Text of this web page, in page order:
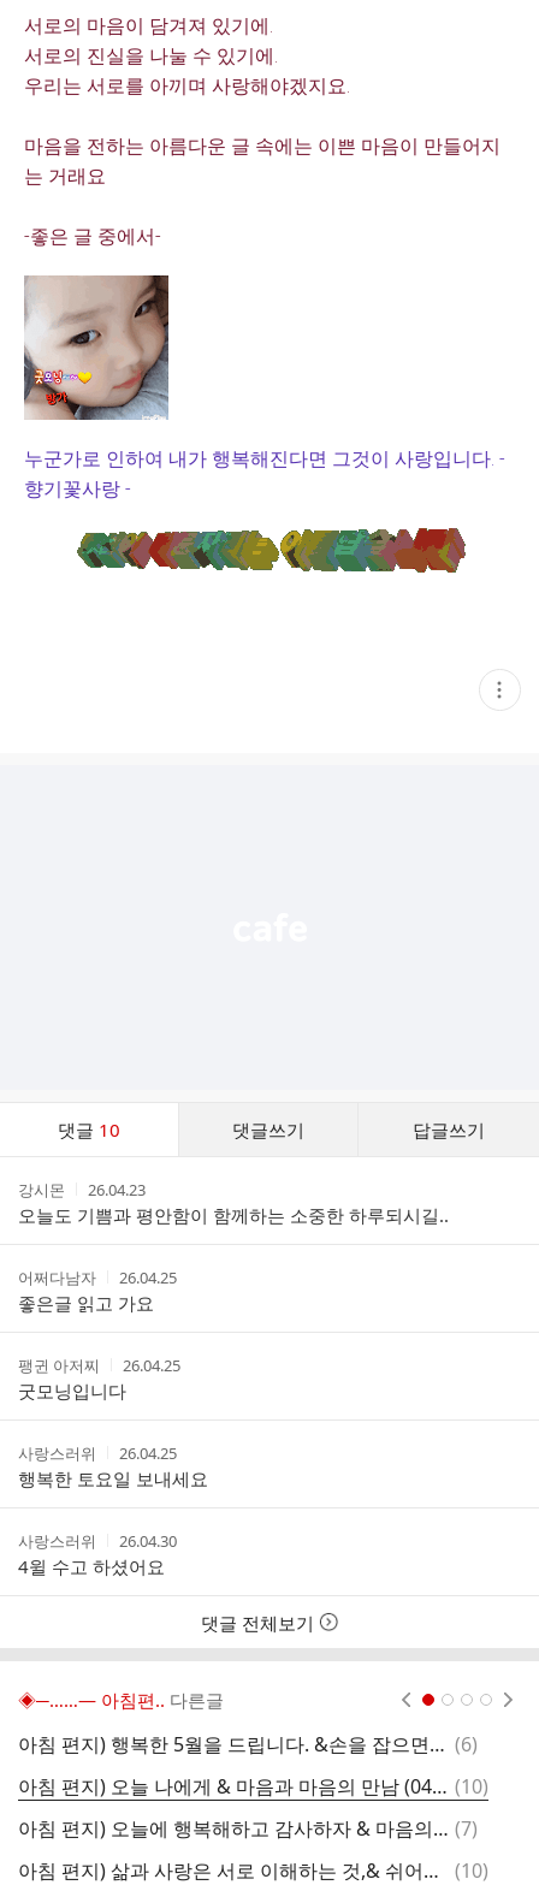
서로의 마음이 담겨져 있기에.
서로의 진실을 나눌 수 있기에.
우리는 서로를 아끼며 사랑해야겠지요.
마음을 전하는 아름다운 글 속에는 이쁜 마음이 만들어지
는 거래요
-좋은 글 중에서-
누군가로 인하여 내가 행복해진다면 그것이 사랑입니다. -
향기꽃사랑 -
현
재
댓글 10 댓글쓰기 답글쓰기
스
작
성
자
강시몬
작
성
시
간
26.04.23
오늘도 기쁨과 평안함이 함께하는 소중한 하루되시길..
작
성
자
어쩌다남자
작
성
시
간
26.04.25
좋은글 읽고 가요
작
성
자
팽귄 아저찌
작
성
시
간
26.04.25
굿모닝입니다
작
성
자
사랑스러위
작
성
시
간
26.04.25
행복한 토요일 보내세요
작
성
자
사랑스러위
작
성
시
간
26.04.30
4윌 수고 하셨어요
댓글 전체보기
◈─……― 아침편.. 다른글
아침 편지) 행복한 5월을 드립니다. &손을 잡으면 마음 까지 따뜻해집니다. (26/05월03일) 댓
(6)
아침 편지) 오늘 나에게 & 마음과 마음의 만남 (04월22일) 댓
글
(10)
아침 편지) 오늘에 행복해하고 감사하자 & 마음의 무게 (04월15일) 댓
(7)
아침 편지) 삶과 사랑은 서로 이해하는 것,& 쉬어가는 길목에서 (04월03일)
댓
(10)